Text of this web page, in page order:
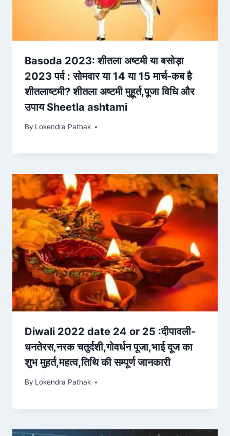
Basoda 2023: शीतला अष्टमी या बसोड़ा
2023 पर्व : सोमवार या 14 या 15 मार्च-कब है
शीतलाष्टमी? शीतला अष्टमी मुहूर्त,पूजा विधि और
उपाय Sheetla ashtami
By Lokendra Pathak
Diwali 2022 date 24 or 25 :दीपावली-
धनतेरस,नरक चतुर्दशी,गोवर्धन पूजा,भाई दूज का
शुभ मुहर्त,महत्व,तिथि की सम्पूर्ण जानकारी
By Lokendra Pathak